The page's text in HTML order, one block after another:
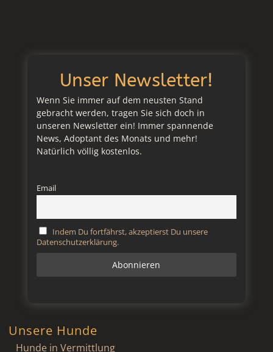
Unser Newsletter!
Wenn Sie immer auf dem neusten Stand
gebracht werden, tragen Sie sich doch in
unseren Newsletter ein! Immer spannende
News, Adoptant des Monats und mehr!
Natürlich völlig kostenlos.
Email
Indem Du fortfährst, akzeptierst Du unsere
Datenschutzerklärung.
Unsere Hunde
Hunde in Vermittlung